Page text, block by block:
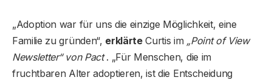
„Adoption war für uns die einzige Möglichkeit, eine
Familie zu gründen“, erklärteCurtis im „Point of View
Newsletter“ von Pact. „Für Menschen, die im
fruchtbaren Alter adoptieren, ist die Entscheidung